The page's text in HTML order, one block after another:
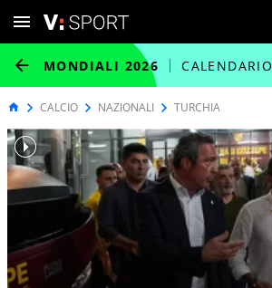
MONDIALI 2026 CALENDARIO
CALCIO NAZIONALI TURCHIA